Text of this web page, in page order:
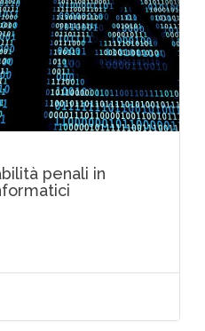
penali in